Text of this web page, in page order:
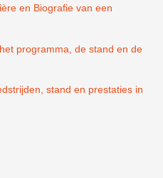
en Biografie van een
programma, de stand en de
stand en prestaties in